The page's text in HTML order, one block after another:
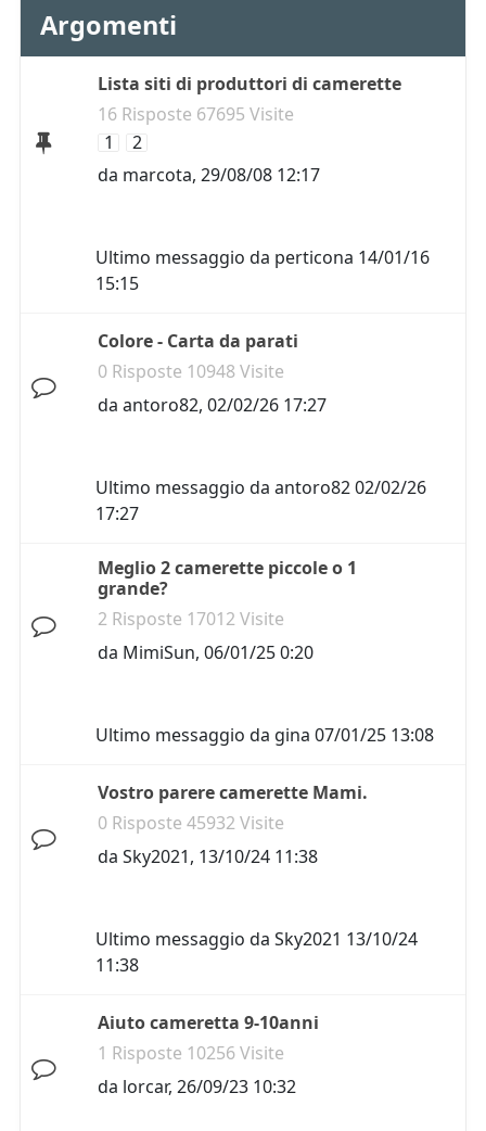
Argomenti
Lista siti di produttori di camerette
16 Risposte 67695 Visite
1
2
da marcota, 29/08/08 12:17
Ultimo messaggio da perticona 14/01/16
15:15
Colore - Carta da parati
0 Risposte 10948 Visite
da antoro82, 02/02/26 17:27
Ultimo messaggio da antoro8202/02/26
17:27
Meglio 2 camerette piccole o 1
grande?
2 Risposte 17012 Visite
da MimiSun, 06/01/25 0:20
Ultimo messaggio da gina 07/01/25 13:08
Vostro parere camerette Mami.
0 Risposte 45932 Visite
da Sky2021, 13/10/24 11:38
Ultimo messaggio da Sky2021 13/10/24
11:38
Aiuto cameretta 9-10anni
1 Risposte 10256 Visite
da lorcar, 26/09/23 10:32